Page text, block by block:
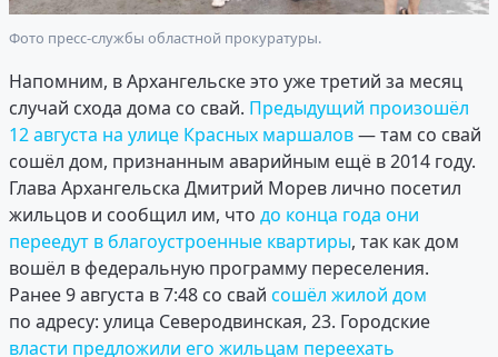
Фото пресс-службы областной прокуратуры.
Напомним, в Архангельске это уже третий за месяц
случай схода дома со свай. Предыдущий произошёл
12 августа на улице Красных маршалов— там со свай
сошёл дом, признанным аварийным ещё в 2014 году.
Глава Архангельска Дмитрий Морев лично посетил
жильцов и сообщил им, что до конца года они
переедут в благоустроенные квартиры, так как дом
вошёл в федеральную программу переселения.
Ранее 9 августа в 7:48 со свай сошёл жилой дом
по адресу: улица Северодвинская, 23. Городские
власти предложили его жильцам переехать